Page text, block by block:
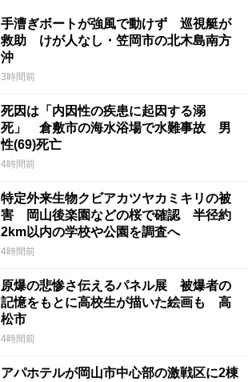
手漕ぎボートが強風で動けず 巡視艇が
救助 けが人なし・笠岡市の北木島南方
沖
3時間前
死因は「内因性の疾患に起因する溺
死」 倉敷市の海水浴場で水難事故 男
性(69)死亡
4時間前
特定外来生物クビアカツヤカミキリの被
害 岡山後楽園などの桜で確認 半径約
2km以内の学校や公園を調査へ
4時間前
原爆の悲惨さ伝えるパネル展 被爆者の
記憶をもとに高校生が描いた絵画も 高
松市
4時間前
アパホテルが岡山市中心部の激戦区に2棟